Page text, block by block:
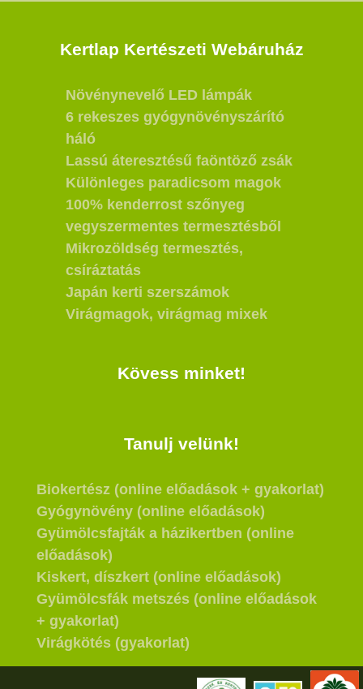
Kertlap Kertészeti Webáruház
Növénynevelő LED lámpák
6 rekeszes gyógynövényszárító
háló
Lassú áteresztésű faöntöző zsák
Különleges paradicsom magok
100% kenderrost szőnyeg
vegyszermentes termesztésből
Mikrozöldség termesztés,
csíráztatás
Japán kerti szerszámok
Virágmagok, virágmag mixek
Kövess minket!
Tanulj velünk!
Biokertész (online előadások + gyakorlat)
Gyógynövény (online előadások)
Gyümölcsfajták a házikertben (online
előadások)
Kiskert, díszkert (online előadások)
Gyümölcsfák metszés (online előadások
+ gyakorlat)
Virágkötés (gyakorlat)